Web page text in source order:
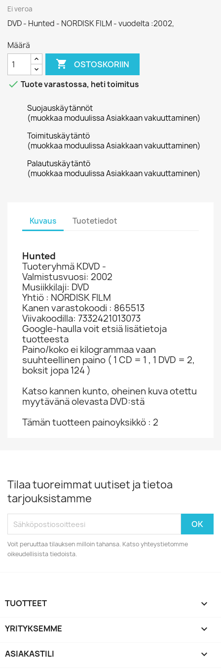
Ei veroa
DVD - Hunted - NORDISK FILM - vuodelta :2002,
Määrä
 OSTOSKORIIN
 Tuote varastossa, heti toimitus
Suojauskäytännöt
(muokkaa moduulissa Asiakkaan vakuuttaminen)
Toimituskäytäntö
(muokkaa moduulissa Asiakkaan vakuuttaminen)
Palautuskäytäntö
(muokkaa moduulissa Asiakkaan vakuuttaminen)
Kuvaus Tuotetiedot
Hunted
Tuoteryhmä KDVD -
Valmistusvuosi: 2002
Musiikkilaji: DVD
Yhtiö : NORDISK FILM
Kanen varastokoodi : 865513
Viivakoodilla: 7332421013073
Google-haulla voit etsiä lisätietoja
tuotteesta
Paino/koko ei kilogrammaa vaan
suuhteellinen paino ( 1 CD = 1 , 1 DVD = 2,
boksit jopa 124 )
Katso kannen kunto, oheinen kuva otettu
myytävänä olevasta DVD:stä
Tämän tuotteen painoyksikkö : 2
Tilaa tuoreimmat uutiset ja tietoa
tarjouksistamme
Voit peruuttaa tilauksen milloin tahansa. Katso yhteystietomme
oikeudellisista tiedoista.
TUOTTEET 
YRITYKSEMME 
ASIAKASTILI 